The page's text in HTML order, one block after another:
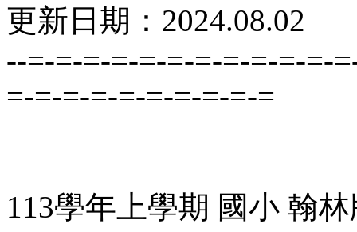
更新日期：2024.08.02
--=-=-=-=-=-=-=-=-=-=-=-
=-=-=-=-=-=-=-=-=-=
113學年上學期 國小 翰